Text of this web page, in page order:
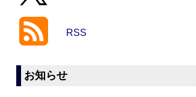
RSS
お知らせ